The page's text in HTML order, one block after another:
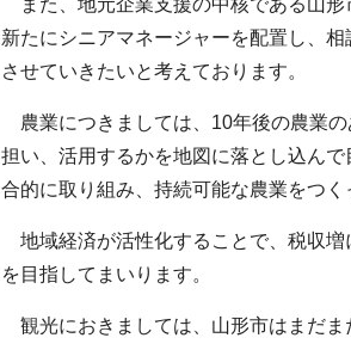
また、地元企業支援の中核である山形
新たにシニアマネージャーを配置し、
させていきたいと考えております。
農業につきましては、10年後の農業の
担い、活用するかを地図に落とし込ん
合的に取り組み、持続可能な農業をつく
地域経済が活性化することで、税収増
を目指してまいります。
観光におきましては、山形市はまだま